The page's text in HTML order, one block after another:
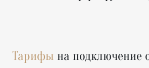
Тарифы на подключение